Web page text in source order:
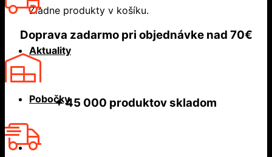
Žiadne produkty v košíku.
Aktuality
Pobočky
Doprava zadarmo pri objednávke nad 70€
+ 45 000 produktov skladom